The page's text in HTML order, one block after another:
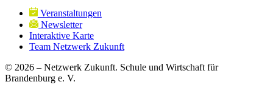
Veranstaltungen
Newsletter
Interaktive Karte
Team Netzwerk Zukunft
© 2026 – Netzwerk Zukunft. Schule und Wirtschaft für
Brandenburg e. V.